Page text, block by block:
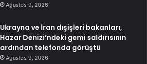
Ağustos 9, 2026
Ukrayna ve İran dışişleri bakanları,
Hazar Denizi’ndeki gemi saldırısının
ardından telefonda görüştü
Ağustos 9, 2026